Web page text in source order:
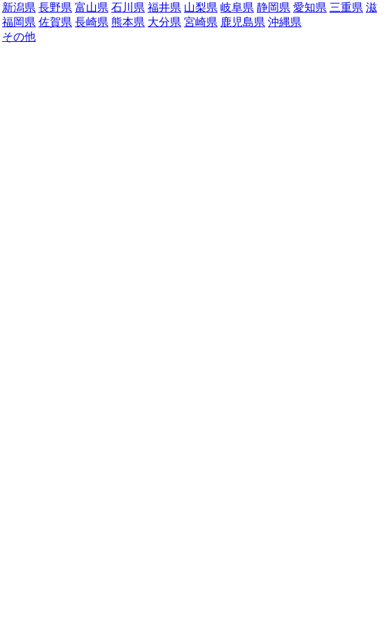
新潟県 長野県 富山県 石川県 福井県 山梨県 岐阜県 静岡県 愛知県 三重県 滋
福岡県 佐賀県 長崎県 熊本県 大分県 宮崎県 鹿児島県 沖縄県
その他